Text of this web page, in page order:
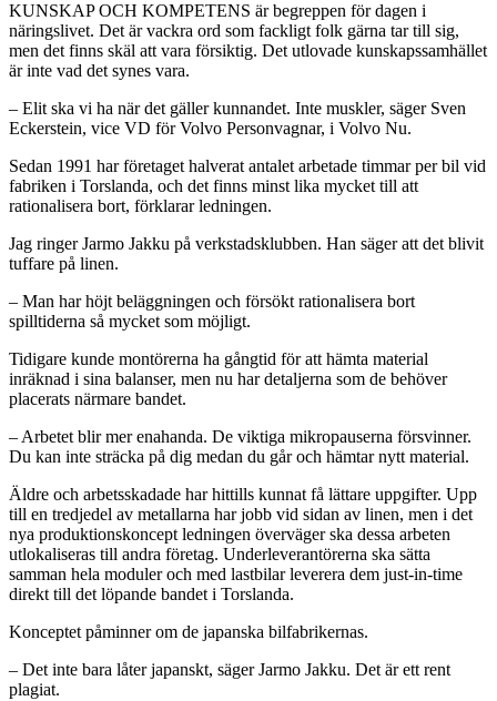
KUNSKAP OCH KOMPETENS är begreppen för dagen i
näringslivet. Det är vackra ord som fackligt folk gärna tar till sig,
men det finns skäl att vara försiktig. Det utlovade kunskapssamhället
är inte vad det synes vara.
– Elit ska vi ha när det gäller kunnandet. Inte muskler, säger Sven
Eckerstein, vice VD för Volvo Personvagnar, i Volvo Nu.
Sedan 1991 har företaget halverat antalet arbetade timmar per bil vid
fabriken i Torslanda, och det finns minst lika mycket till att
rationalisera bort, förklarar ledningen.
Jag ringer Jarmo Jakku på verkstadsklubben. Han säger att det blivit
tuffare på linen.
– Man har höjt beläggningen och försökt rationalisera bort
spilltiderna så mycket som möjligt.
Tidigare kunde montörerna ha gångtid för att hämta material
inräknad i sina balanser, men nu har detaljerna som de behöver
placerats närmare bandet.
– Arbetet blir mer enahanda. De viktiga mikropauserna försvinner.
Du kan inte sträcka på dig medan du går och hämtar nytt material.
Äldre och arbetsskadade har hittills kunnat få lättare uppgifter. Upp
till en tredjedel av metallarna har jobb vid sidan av linen, men i det
nya produktionskoncept ledningen överväger ska dessa arbeten
utlokaliseras till andra företag. Underleverantörerna ska sätta
samman hela moduler och med lastbilar leverera dem just-in-time
direkt till det löpande bandet i Torslanda.
Konceptet påminner om de japanska bilfabrikernas.
– Det inte bara låter japanskt, säger Jarmo Jakku. Det är ett rent
plagiat.